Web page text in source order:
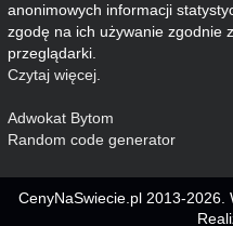
anonimowych informacji
zgodę na ich używanie zgodnie
przeglądarki.
Czytaj więcej
Adwokat Bytom
Random code generator
CenyNaSwiecie.pl 2013-2026.